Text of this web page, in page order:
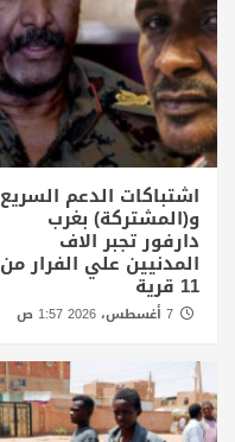
اشتباكات الدعم السريع
و(المشتركة) بغرب
دارفور تجبر الاف
المدنيين علي الفرار من
11 قرية